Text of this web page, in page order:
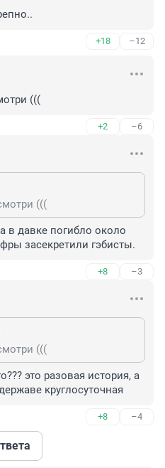
+18 –12
(((
+2 –6
(((
в давке погибло около
засекретили гэбисты.
+8 –3
(((
это разовая история, а
круглосуточная
+8 –4